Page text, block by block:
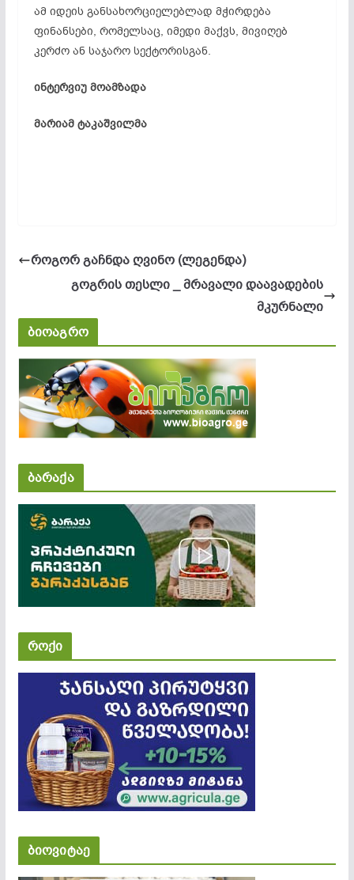
ამ იდეის განსახორციელებლად მჭირდება
ფინანსები, რომელსაც, იმედი მაქვს, მივიღებ
კერძო ან საჯარო სექტორისგან.
ინტერვიუ მოამზადა
მარიამ ტაკაშვილმა
როგორ გაჩნდა ღვინო (ლეგენდა)
გოგრის თესლი _ მრავალი დაავადების
მკურნალი
ბიოაგრო
ბარაქა
როქი
ბიოვიტაე